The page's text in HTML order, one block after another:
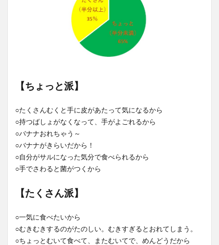
【ちょっと派】
○たくさんむくと手に皮があたって気になるから
○持つばしょがなくなって、手がよごれるから
○バナナおれちゃう～
○バナナがきらいだから！
○自分がサルになった気分で食べられるから
○手でさわると菌がつくから
【たくさん派】
○一気に食べたいから
○むきむきするのがたのしい。むきすぎるとおれてしまう。
○ちょっとむいて食べて、またむいてで、めんどうだから